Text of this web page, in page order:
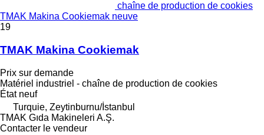
chaîne de production de cookies
TMAK Makina Cookiemak neuve
19
TMAK Makina Cookiemak
Prix sur demande
Matériel industriel - chaîne de production de cookies
Étatneuf
Turquie, Zeytinburnu/İstanbul
TMAK Gıda Makineleri A.Ş.
Contacter le vendeur